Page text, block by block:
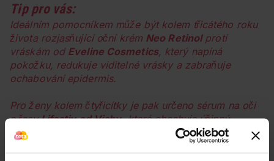
Tip pro vás:
Ideálním pomocníkem může být kolem třicátého roku
života rozjasňující oční krém Neo Retinolproti
vráskám od Eveline Cosmetics, který napíná
pokožku, redukuje viditelné vrásky a zabraňuje
ochabování epidermis.
Pro ženy kolem čtyřicítky je pak určeno sérum na oči
a řasyLifactiv od Vichy, které obsahuje účinný
rostlinný sacharid rhamnosa, ceraminy, termální vodu